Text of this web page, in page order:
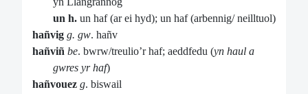
un h. un haf (ar ei hyd); un haf (arbennig/ neilltuol)
hañvig g. gw. hañv
hañviñ be. bwrw/treulio’r haf; aeddfedu (yn haul a
gwres yr haf)
hañvouez g. biswail